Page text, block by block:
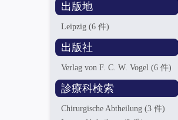
出版地
Leipzig(6 件)
出版社
Verlag von F. C. W. Vogel(6 件)
診療科検索
Chirurgische Abtheilung(3 件)